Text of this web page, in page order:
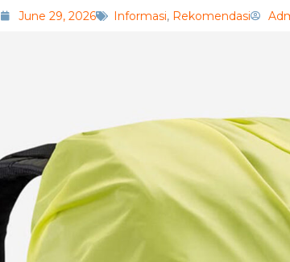
June 29, 2026 Informasi, Rekomendasi